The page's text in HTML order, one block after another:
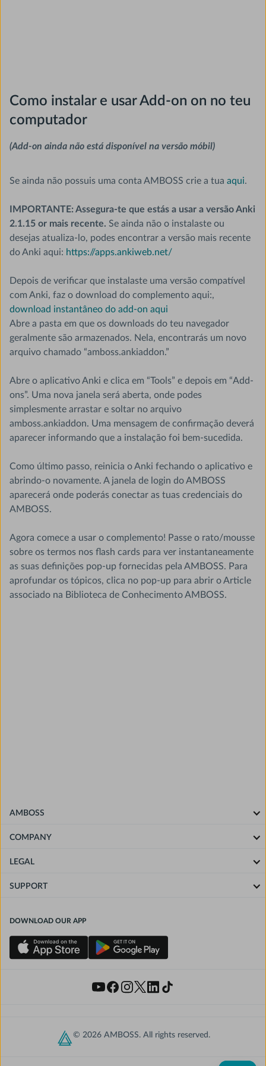
Como instalar e usar Add-on on no teu
computador
(Add-on ainda não está disponível na versão móbil)
Se ainda não possuis uma conta AMBOSS crie a tua aqui.
IMPORTANTE: Assegura-te que estás a usar a versão Anki
2.1.15 or mais recente. Se ainda não o instalaste ou
desejas atualiza-lo, podes encontrar a versão mais recente
do Anki aqui: https://apps.ankiweb.net/
Depois de verificar que instalaste uma versão compatível
com Anki, faz o download do complemento aqui:,
download instantâneo do add-on aqui
Abre a pasta em que os downloads do teu navegador
geralmente são armazenados. Nela, encontrarás um novo
arquivo chamado “amboss.ankiaddon.”
Abre o aplicativo Anki e clica em “Tools” e depois em “Add-
ons”. Uma nova janela será aberta, onde podes
simplesmente arrastar e soltar no arquivo
amboss.ankiaddon. Uma mensagem de confirmação deverá
aparecer informando que a instalação foi bem-sucedida.
Como último passo, reinicia o Anki fechando o aplicativo e
abrindo-o novamente. A janela de login do AMBOSS
aparecerá onde poderás conectar as tuas credenciais do
AMBOSS.
Agora comece a usar o complemento! Passe o rato/mousse
sobre os termos nos flash cards para ver instantaneamente
as suas definições pop-up fornecidas pela AMBOSS. Para
aprofundar os tópicos, clica no pop-up para abrir o Article
associado na Biblioteca de Conhecimento AMBOSS.
AMBOSS
COMPANY
LEGAL
SUPPORT
DOWNLOAD OUR APP
© 2026 AMBOSS. All rights reserved.